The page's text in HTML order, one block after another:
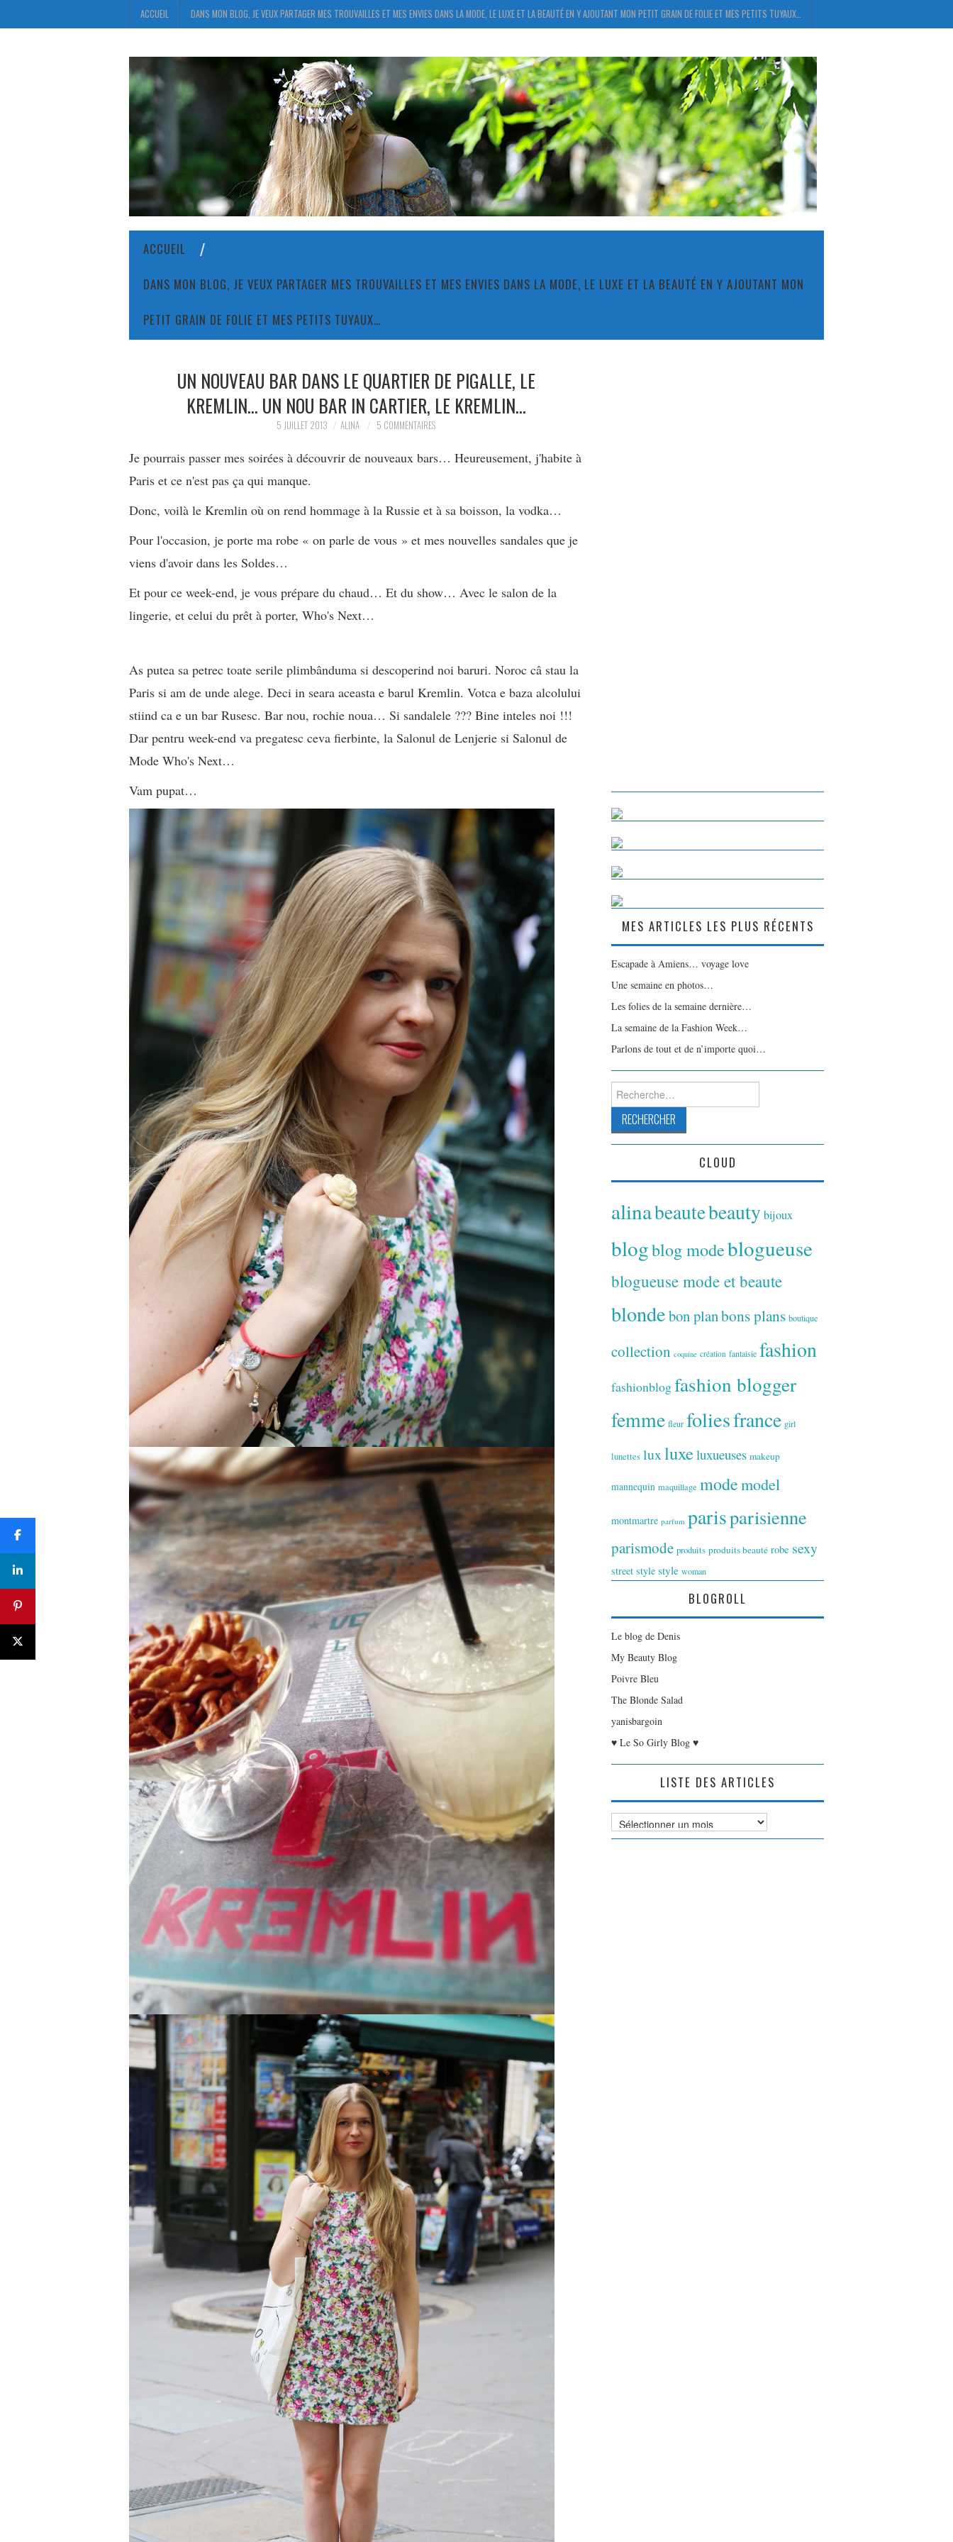
ACCUEIL DANS MON BLOG, JE VEUX PARTAGER MES TROUVAILLES ET MES ENVIES DANS LA MODE, LE LUXE ET LA BEAUTÉ EN Y AJOUTANT MON PETIT GRAIN DE FOLIE ET MES PETITS TUYAUX…
ACCUEIL
DANS MON BLOG, JE VEUX PARTAGER MES TROUVAILLES ET MES ENVIES DANS LA MODE, LE LUXE ET LA BEAUTÉ EN Y AJOUTANT MON
PETIT GRAIN DE FOLIE ET MES PETITS TUYAUX…
UN NOUVEAU BAR DANS LE QUARTIER DE PIGALLE, LE
KREMLIN… UN NOU BAR IN CARTIER, LE KREMLIN…
5 JUILLET 2013 ALINA 5 COMMENTAIRES
Je pourrais passer mes soirées à découvrir de nouveaux bars… Heureusement, j'habite à
Paris et ce n'est pas ça qui manque.
Donc, voilà le Kremlin où on rend hommage à la Russie et à sa boisson, la vodka…
Pour l'occasion, je porte ma robe « on parle de vous » et mes nouvelles sandales que je
viens d'avoir dans les Soldes…
Et pour ce week-end, je vous prépare du chaud… Et du show… Avec le salon de la
lingerie, et celui du prêt à porter, Who's Next…
As putea sa petrec toate serile plimbânduma si descoperind noi baruri. Noroc câ stau la
Paris si am de unde alege. Deci in seara aceasta e barul Kremlin. Votca e baza alcolului
stiind ca e un bar Rusesc. Bar nou, rochie noua… Si sandalele ??? Bine inteles noi !!!
Dar pentru week-end va pregatesc ceva fierbinte, la Salonul de Lenjerie si Salonul de
Mode Who's Next…
Vam pupat…
MES ARTICLES LES PLUS RÉCENTS
Escapade à Amiens… voyage love
Une semaine en photos…
Les folies de la semaine dernière…
La semaine de la Fashion Week…
Parlons de tout et de n’importe quoi…
Rechercher :
CLOUD
alinabeautebeauty bijoux
blogblog modeblogueuse
blogueuse mode et beaute
blondebon planbons plans boutique
collection coquine création fantaisie fashion
fashionblogfashion blogger
femme fleur foliesfrance girl
lunettes luxluxeluxueuses makeup
mannequin maquillage modemodel
montmartre parfum parisparisienne
parismode produits produits beauté robe sexy
street style style woman
BLOGROLL
Le blog de Denis
My Beauty Blog
Poivre Bleu
The Blonde Salad
yanisbargoin
♥ Le So Girly Blog ♥
LISTE DES ARTICLES
Liste
des